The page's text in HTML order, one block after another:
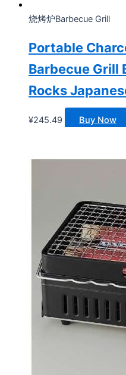
烧烤炉Barbecue Grill
Portable
Barbecue Grill
Rocks
¥245.49 Buy Now